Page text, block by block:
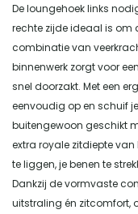
De loungehoek links
rechte zijde ideaal is om
combinatie van
binnenwerk zorgt voor
snel doorzakt. Met een
eenvoudig op en schuif
buitengewoon geschikt
extra royale zitdiepte
te liggen, je benen te
Dankzij de vormvaste
uitstraling én zitcomfort,